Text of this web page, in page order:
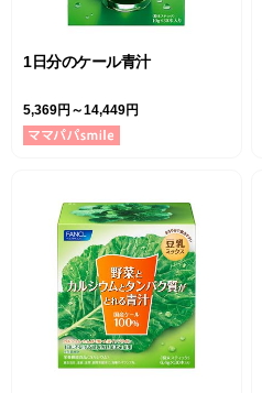
1日分のケール青汁
5,369円～14,449円